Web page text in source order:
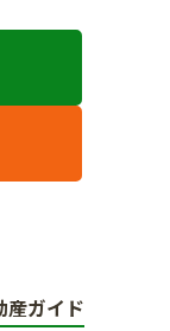
産ガイド